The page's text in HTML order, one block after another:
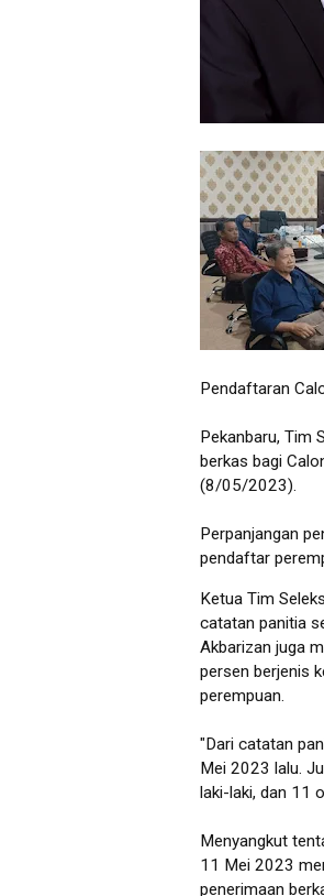
Pendaftaran
Pekanbaru, Tim
berkas bagi
(8/05/2023).
Perpanjangan
pendaftar
Ketua Tim
catatan panitia
Akbarizan juga
persen berjenis
perempuan.
"Dari catatan
Mei 2023 lalu.
laki-laki, dan 11
Menyangkut
11 Mei 2023
penerimaan